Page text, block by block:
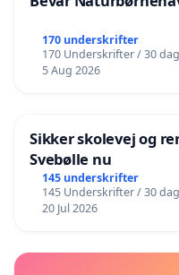
170 underskrifter
170 Underskrifter / 30
5 Aug 2026
Sikker skolevej og
Svebølle nu
145 underskrifter
145 Underskrifter / 30
20 Jul 2026